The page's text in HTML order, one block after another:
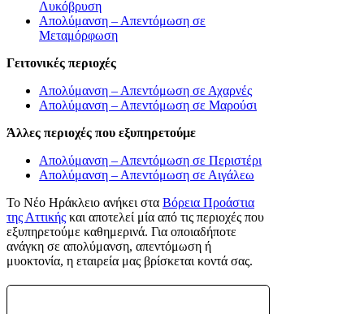
Λυκόβρυση
Απολύμανση – Απεντόμωση σε
Μεταμόρφωση
Γειτονικές περιοχές
Απολύμανση – Απεντόμωση σε Αχαρνές
Απολύμανση – Απεντόμωση σε Μαρούσι
Άλλες περιοχές που εξυπηρετούμε
Απολύμανση – Απεντόμωση σε Περιστέρι
Απολύμανση – Απεντόμωση σε Αιγάλεω
Το Νέο Ηράκλειο ανήκει στα Βόρεια Προάστια
της Αττικής και αποτελεί μία από τις περιοχές που
εξυπηρετούμε καθημερινά. Για οποιαδήποτε
ανάγκη σε απολύμανση, απεντόμωση ή
μυοκτονία, η εταιρεία μας βρίσκεται κοντά σας.